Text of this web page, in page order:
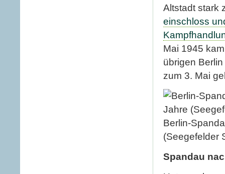
Altstadt stark
einschloss
Mai 1945
übrigen
zum 3. Mai
Berlin-
(Seegefelder
Spandau